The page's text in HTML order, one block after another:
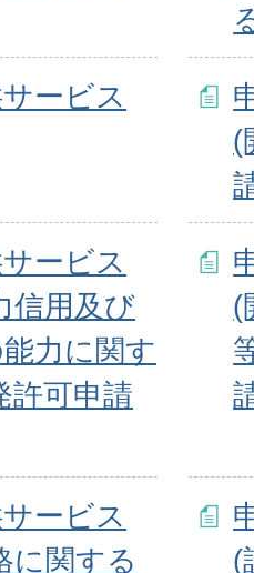
ービス
(
ービス
信用及び
力に関す
許可申請
(
ービス
に関する
(